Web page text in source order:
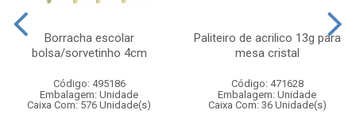
Borracha escolar
bolsa/sorvetinho 4cm
Código: 495186
Embalagem: Unidade
Caixa Com: 576 Unidade(s)
Paliteiro de acrilico 13g para
mesa cristal
Código: 471628
Embalagem: Unidade
Caixa Com: 36 Unidade(s)